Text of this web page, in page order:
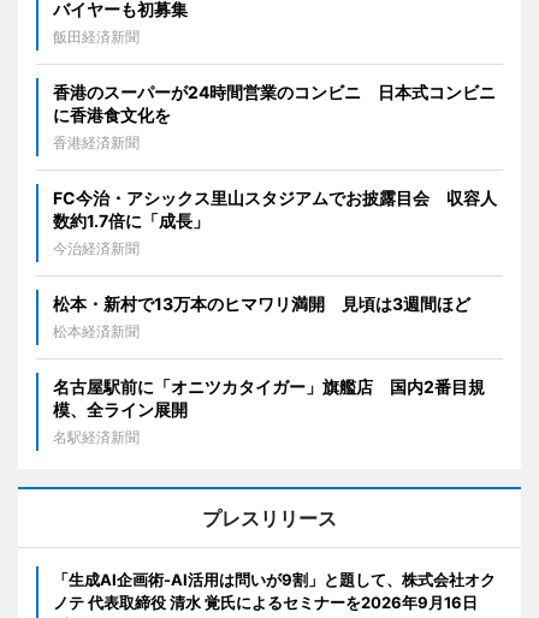
バイヤーも初募集
飯田経済新聞
香港のスーパーが24時間営業のコンビニ 日本式コンビニ
に香港食文化を
香港経済新聞
FC今治・アシックス里山スタジアムでお披露目会 収容人
数約1.7倍に「成長」
今治経済新聞
松本・新村で13万本のヒマワリ満開 見頃は3週間ほど
松本経済新聞
名古屋駅前に「オニツカタイガー」旗艦店 国内2番目規
模、全ライン展開
名駅経済新聞
プレスリリース
「生成AI企画術-AI活用は問いが9割」と題して、株式会社オク
ノテ 代表取締役 清水 覚氏によるセミナーを2026年9月16日